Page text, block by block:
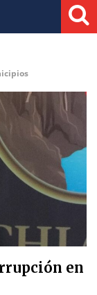
en